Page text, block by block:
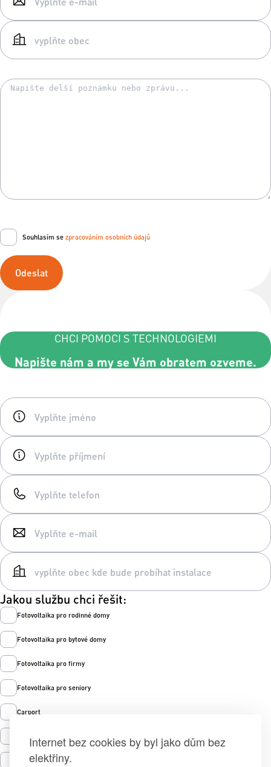
Internet bez cookies by byl jako dům bez
elektřiny.
Souhlasím se zpracováním osobních údajů
Odeslat
CHCI POMOCI S TECHNOLOGIEMI
Napište nám a my se Vám obratem ozveme.
Jakou službu chci řešit:
Fotovoltaika pro rodinné domy
Fotovoltaika pro bytové domy
Fotovoltaika pro firmy
Fotovoltaika pro seniory
Carport
Prodej zelené energie